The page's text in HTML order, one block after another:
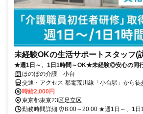
未経験OKの生活サポートスタッフ(
★週1日～、1日1時間～OK★未経験◎安心の同行
ほのぼの介護 小台
交通・アクセス 都電荒川線「小台駅」から
ライナー線「足立小台駅」から徒歩15分バイ
通勤OK（駐車場あり※規定有）
時給2,000円
東京都東京23区足立区
勤務時間詳細 ⏰8:00～20:00 ★週1日～、1